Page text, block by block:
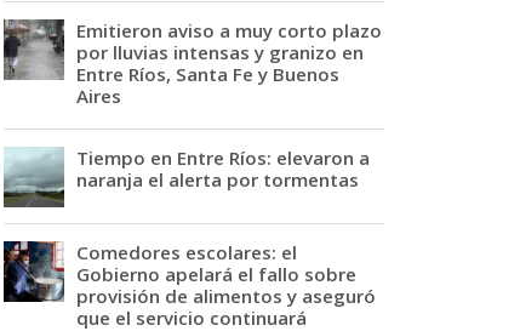
Emitieron aviso a muy corto plazo
por lluvias intensas y granizo en
Entre Ríos, Santa Fe y Buenos
Aires
Tiempo en Entre Ríos: elevaron a
naranja el alerta por tormentas
Comedores escolares: el
Gobierno apelará el fallo sobre
provisión de alimentos y aseguró
que el servicio continuará